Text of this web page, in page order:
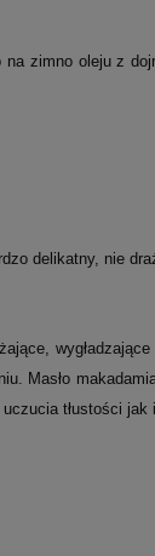
na zimno oleju z
delikatny, nie
Masło
tłustości jak